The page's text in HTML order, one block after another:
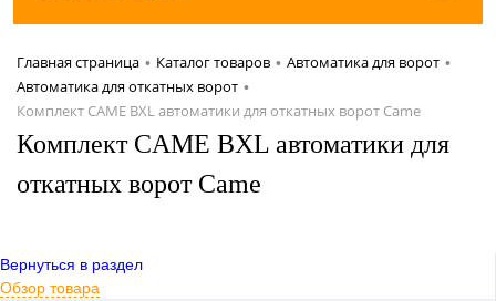
Главная страница • Каталог товаров • Автоматика для ворот •
Автоматика для откатных ворот •
Комплект CAME BXL автоматики для откатных ворот Came
Комплект CAME BXL автоматики для
откатных ворот Came
Вернуться в раздел
Обзор товара